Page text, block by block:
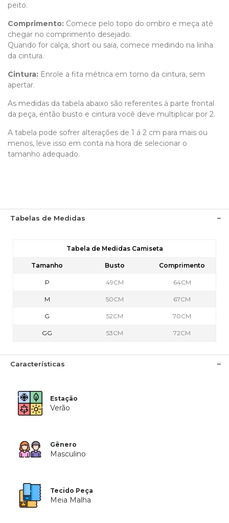
peito.
Comprimento: Comece pelo topo do ombro e meça até
chegar no comprimento desejado.
Quando for calça, short ou saia, comece medindo na linha
da cintura.
Cintura: Enrole a fita métrica em torno da cintura, sem
apertar.
As medidas da tabela abaixo são referentes á parte frontal
da peça, então busto e cintura você deve multiplicar por 2.
A tabela pode sofrer alterações de 1 á 2 cm para mais ou
menos, leve isso em conta na hora de selecionar o
tamanho adequado.
Tabelas de Medidas
Tabela de Medidas Camiseta
Tamanho Busto Comprimento
P 49CM 64CM
M 50CM 67CM
G 52CM 70CM
GG 53CM 72CM
Características
Estação
Verão
Gênero
Masculino
Tecido Peça
Meia Malha